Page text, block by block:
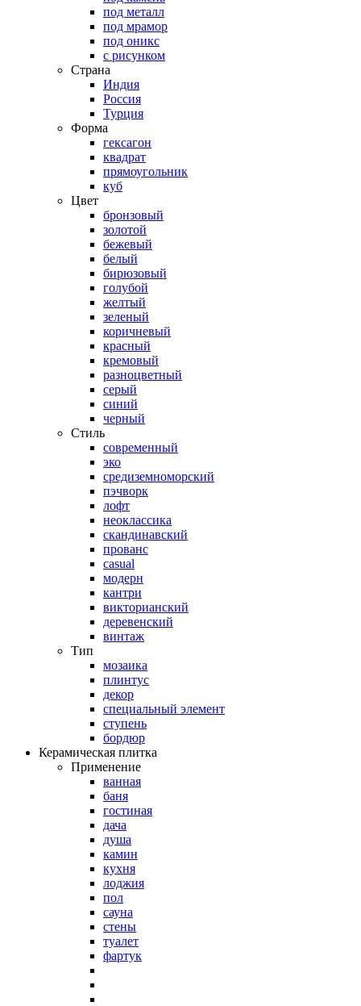
под металл
под мрамор
под оникс
с рисунком
Страна
Индия
Россия
Турция
Форма
гексагон
квадрат
прямоугольник
куб
Цвет
бронзовый
золотой
бежевый
белый
бирюзовый
голубой
желтый
зеленый
коричневый
красный
кремовый
разноцветный
серый
синий
черный
Стиль
современный
эко
средиземноморский
пэчворк
лофт
неоклассика
скандинавский
прованс
casual
модерн
кантри
викторианский
деревенский
винтаж
Тип
мозаика
плинтус
декор
специальный элемент
ступень
бордюр
Керамическая плитка
Применение
ванная
баня
гостиная
дача
душа
камин
кухня
лоджия
пол
сауна
стены
туалет
фартук